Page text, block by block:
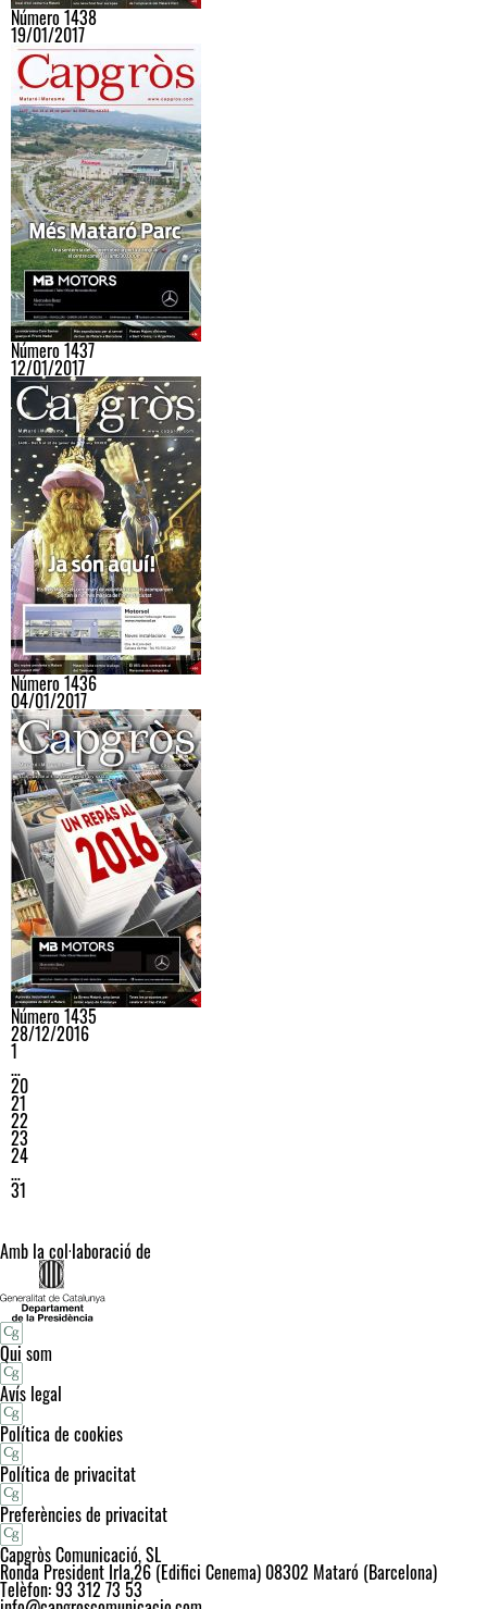
Número 1438
19/01/2017
Número 1437
12/01/2017
Número 1436
04/01/2017
Número 1435
28/12/2016
1
…
20
21
22
23
24
…
31
Amb la col·laboració de
Qui som
Avís legal
Política de cookies
Política de privacitat
Preferències de privacitat
Capgròs Comunicació, SL
Ronda President Irla,26 (Edifici Cenema) 08302 Mataró (Barcelona)
Telèfon: 93 312 73 53